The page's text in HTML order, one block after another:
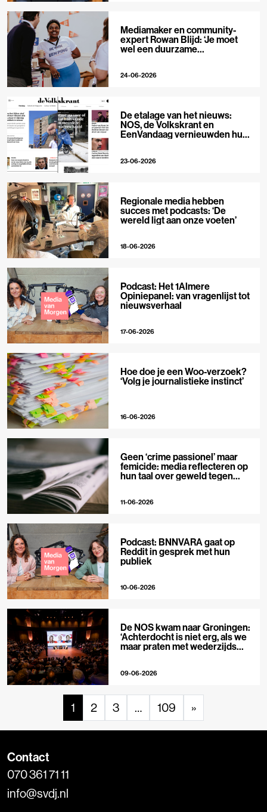
Mediamaker en community-
expert Rowan Blijd: ‘Je moet
wel een duurzame
24-06-2026
De etalage van het nieuws:
NOS, de Volkskrant en
EenVandaag vernieuwden hun
23-06-2026
Regionale media hebben
succes met podcasts: ‘De
wereld ligt aan onze voeten’
18-06-2026
Podcast: Het 1Almere
Opiniepanel: van vragenlijst tot
nieuwsverhaal
17-06-2026
Hoe doe je een Woo-verzoek?
‘Volg je journalistieke instinct’
16-06-2026
Geen ‘crime passionel’ maar
femicide: media reflecteren op
hun taal over geweld tegen
11-06-2026
Podcast: BNNVARA gaat op
Reddit in gesprek met hun
publiek
10-06-2026
De NOS kwam naar Groningen:
‘Achterdocht is niet erg, als we
maar praten met wederzijds
09-06-2026
1 2 3 … 109 »
Contact
070 361 71 11
info@svdj.nl